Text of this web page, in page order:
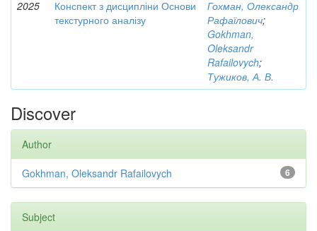
2025
Конспект з дисципліни Основи
текстурного аналізу
Гохман, Олександр
Рафаїлович;
Gokhman,
Oleksandr
Rafailovych;
Тужиков, А. В.
Discover
Author
6
Gokhman, Oleksandr Rafailovych
Subject